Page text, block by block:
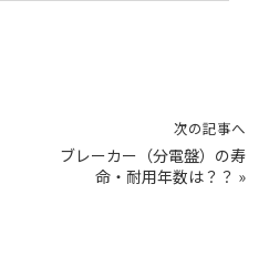
次の記事へ
ブレーカー（分電盤）の寿
命・耐用年数は？？ »